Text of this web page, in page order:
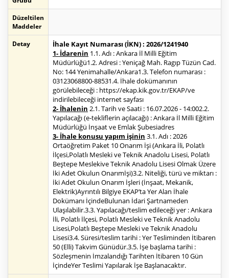
Düzeltilen
Maddeler
Detay
İhale Kayıt Numarası (İKN) : 2026/1241940
1- İdarenin 1.1. Adı : Ankara İl Milli Eğitim
Müdürlüğü1.2. Adresi : Yeniçağ Mah. Ragıp Tüzün Cad.
No: 144 Yenimahalle/Ankara1.3. Telefon numarası :
03123068800-88531.4. İhale dokümanının
görülebileceği : https://ekap.kik.gov.tr/EKAP/ve
indirilebileceği internet sayfası
2- İhalenin 2.1. Tarih ve Saati : 16.07.2026 - 14:002.2.
Yapılacağı (e-tekliflerin açılacağı) : Ankara İl Milli Eğitim
Müdürlüğü İnşaat ve Emlak Şubesiadres
3- İhale konusu yapım işinin 3.1. Adı : 2026
Ortaöğretim Paket 10 Onarım İşi (Ankara İli, Polatlı
İlçesi,Polatlı Mesleki ve Teknik Anadolu Lisesi, Polatlı
Beştepe Meslekive Teknik Anadolu Lisesi Olmak Üzere
İki Adet Okulun Onarımİşi)3.2. Niteliği, türü ve miktarı :
İki Adet Okulun Onarım İşleri (İnşaat, Mekanik,
Elektrik)Ayrıntılı Bilgiye EKAP’ta Yer Alan İhale
Dokümanı İçindeBulunan İdari Şartnameden
Ulaşılabilir.3.3. Yapılacağı/teslim edileceği yer : Ankara
İli, Polatlı İlçesi, Polatlı Mesleki ve Teknik Anadolu
Lisesi,Polatlı Beştepe Mesleki ve Teknik Anadolu
Lisesi3.4. Süresi/teslim tarihi : Yer Tesliminden İtibaren
50 (Elli) Takvim Günüdür.3.5. İşe başlama tarihi :
Sözleşmenin İmzalandığı Tarihten İtibaren 10 Gün
İçindeYer Teslimi Yapılarak İşe Başlanacaktır.